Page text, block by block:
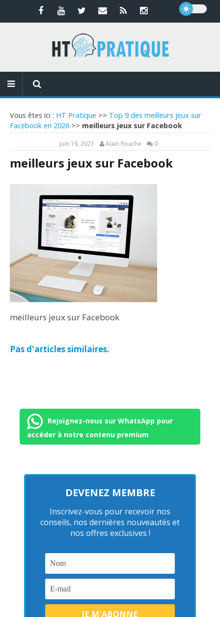
Vous êtes ici : HT Pratique >> Top 9 des meilleurs jeux sur
Facebook en 2026 >> meilleurs jeux sur Facebook
juin 19, 2021 Alain Roache 0
meilleurs jeux sur Facebook
meilleurs jeux sur Facebook
Pas d'articles similaires.
Rejoignez-nous sur WhatsApp pour
accéder à notre contenu premium
DEVENEZ MEMBRE
Inscrivez-vous pour recevoir nos
conseils, nos dernières nouveautés et
nos offres exclusives !